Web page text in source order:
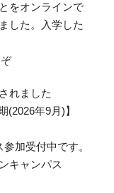
をオンラインで
した。入学した
(2023年度 入学式を
れました
(2026年9月)】
加受付中です。
キャンパス